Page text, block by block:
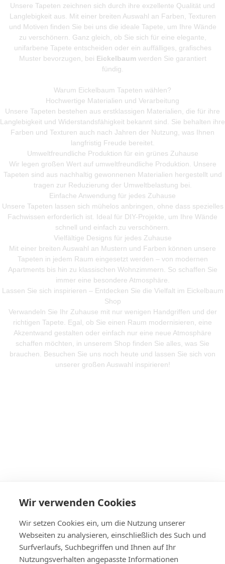
Wir verwenden Cookies
Wir setzen Cookies ein, um die Nutzung unserer
Webseiten zu analysieren, einschließlich des Such und
Surfverlaufs, Suchbegriffen und Ihnen auf Ihr
Nutzungsverhalten angepasste Informationen
Unsere Tapeten zeichnen sich durch ihre exzellente Qualität und
Langlebigkeit aus. Mit einer breiten Auswahl an Farben, Texturen
und Motiven finden Sie bei uns die ideale Tapete, um Ihre Wände
zu verschönern. Ganz gleich, ob Sie sich für eine elegante,
unifarbene Tapete entscheiden oder ein auffälliges, grafisches
Muster bevorzugen, bei Eickelbaum werden Sie garantiert
fündig.
Warum Eickelbaum Tapeten wählen?
Hochwertige Materialien und Verarbeitung
Unsere Tapeten bestehen aus erstklassigen Materialien, die für ihre
Langlebigkeit und Widerstandsfähigkeit bekannt sind. Sie behalten ihre
Farben und Texturen auch nach Jahren der Nutzung, was Ihnen
langfristig Freude bereitet.
Umweltfreundliche Produktion für ein grünes Zuhause
Wir legen großen Wert auf umweltfreundliche Produktion. Unsere
Tapeten sind aus nachhaltig gewonnenen Materialien hergestellt und
tragen zur Reduzierung der Umweltbelastung bei.
Einfache Anwendung für jedes Zuhause
Unsere Tapeten lassen sich mühelos anbringen, ohne dass spezielles
Fachwissen erforderlich ist. Ideal für DIY-Projekte, um Ihre Wände
schnell und einfach zu verschönern.
Vielfältige Designs für jedes Zuhause
Mit einer breiten Auswahl an Mustern und Farben können unsere
Tapeten in jedem Raum eingesetzt werden – von modernen
Apartments bis hin zu klassischen Wohnzimmern. So schaffen Sie
immer eine besondere Atmosphäre.
Lassen Sie sich inspirieren – Entdecken Sie die Vielfalt im Eickelbaum
Shop
Verwandeln Sie Ihr Zuhause mit nur wenigen Handgriffen und der
richtigen Tapete. Egal, ob Sie einen Raum modernisieren, eine
Akzentwand gestalten oder einfach nur eine neue Atmosphäre
schaffen möchten, in unserem Shop finden Sie alles, was Sie
brauchen. Besuchen Sie uns noch heute und lassen Sie sich von
unserer großen Auswahl inspirieren!